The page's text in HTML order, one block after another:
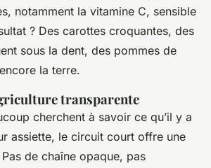
notamment la vitamine C, sensible
? Des carottes croquantes, des
sous la dent, des pommes de
la terre.
transparente
cherchent à savoir ce qu’il y a
assiette, le circuit court offre une
de chaîne opaque, pas